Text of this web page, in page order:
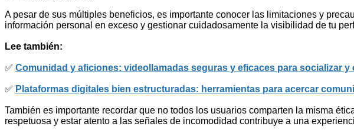
A pesar de sus múltiples beneficios, es importante conocer las limitaciones y
información personal en exceso y gestionar cuidadosamente la visibilidad de tu
Lee también:
✅ Comunidad y aficiones: videollamadas seguras y eficaces para socializar
✅ Plataformas digitales bien estructuradas: herramientas para acercar
También es importante recordar que no todos los usuarios comparten la misma
respetuosa y estar atento a las señales de incomodidad contribuye a una